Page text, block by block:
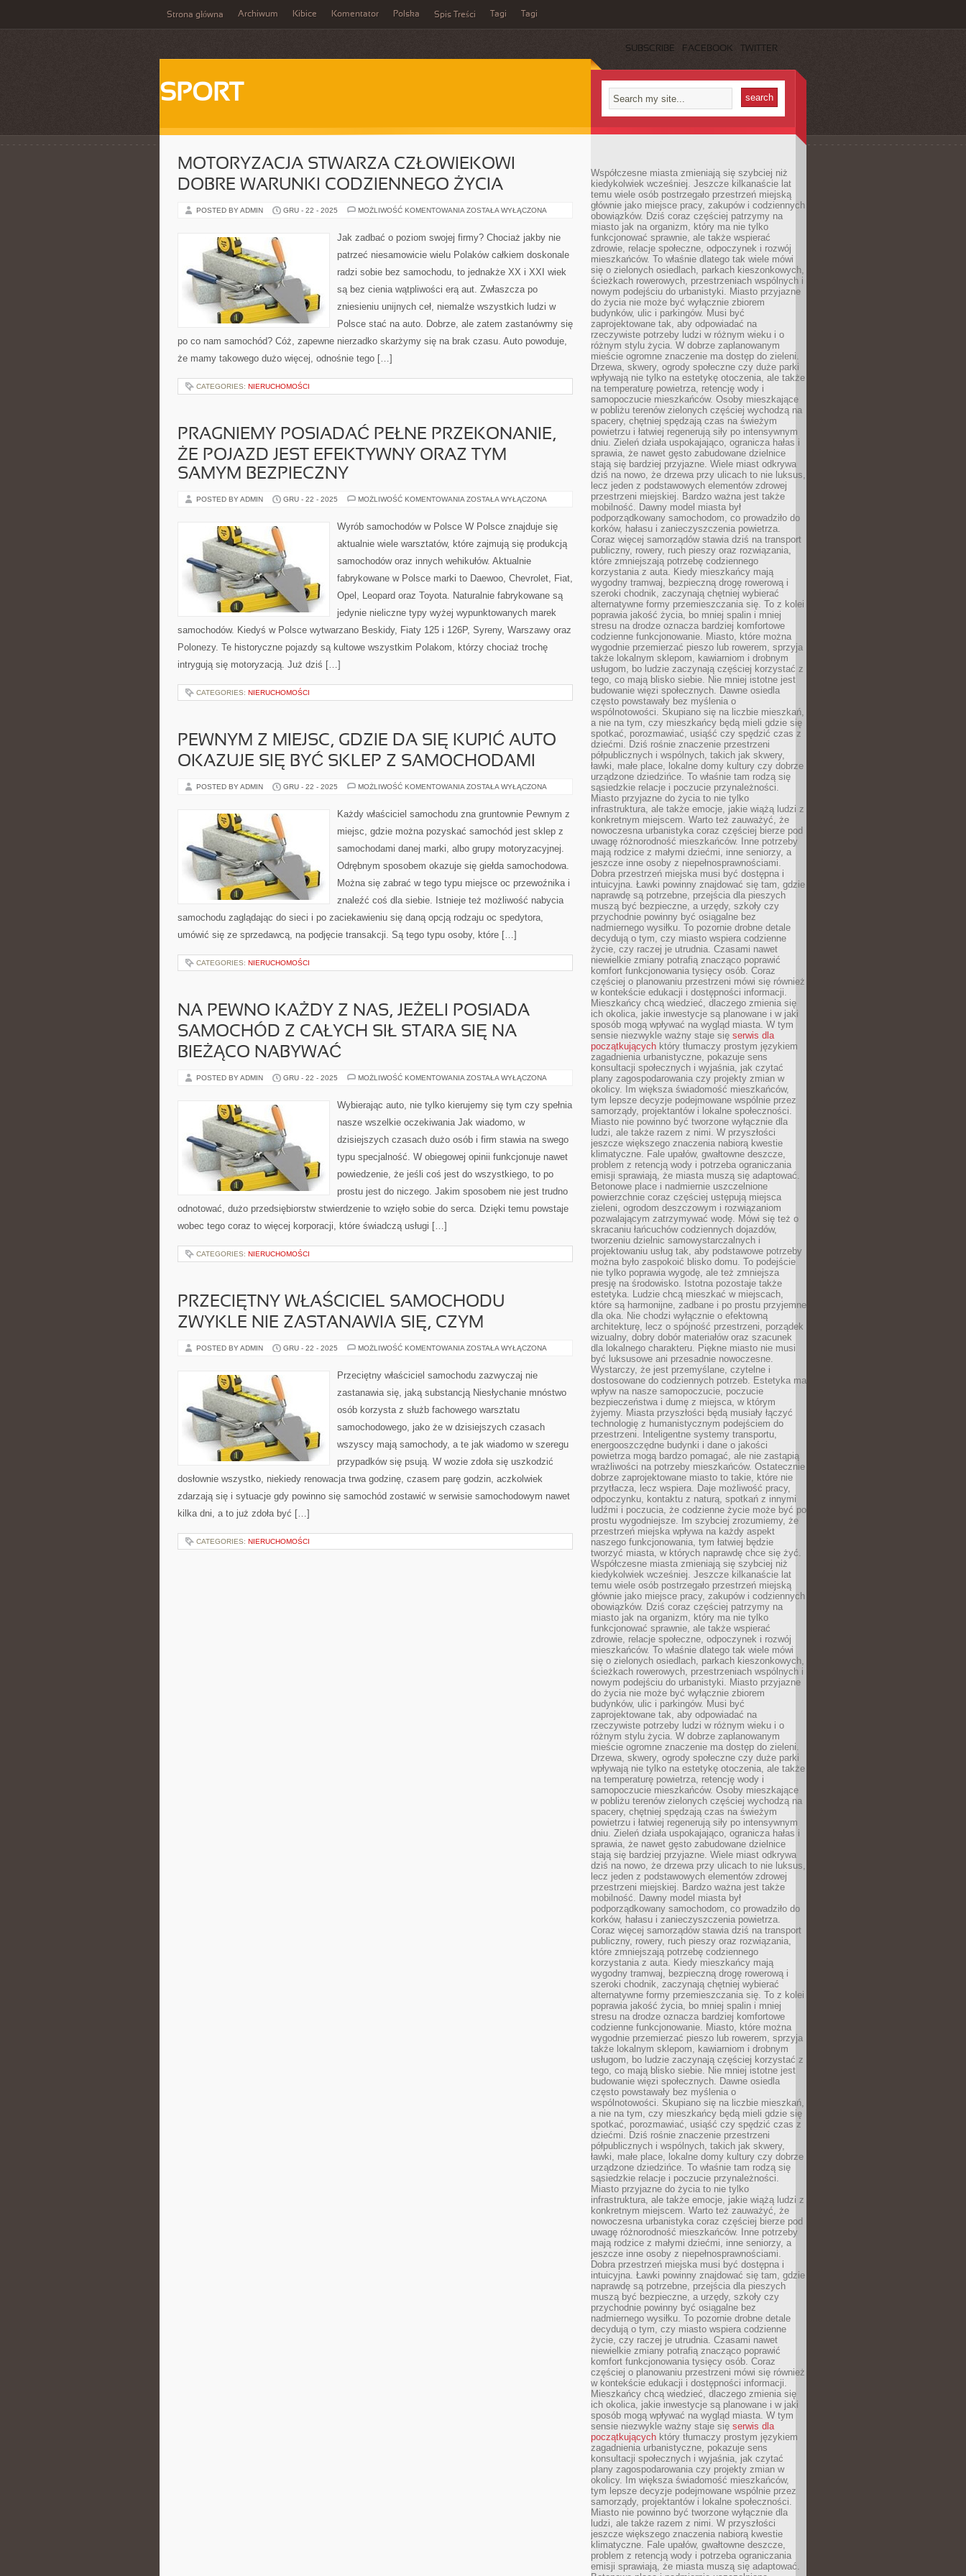
Strona główna Archiwum Kibice Komentator Polska Spis Treści Tagi Tagi
SUBSCRIBE FACEBOOK TWITTER
SPORT
MOTORYZACJA STWARZA CZŁOWIEKOWI
DOBRE WARUNKI CODZIENNEGO ŻYCIA
POSTED BY ADMIN GRU - 22 - 2025 MOŻLIWOŚĆ KOMENTOWANIA MOTORYZACJA
DOBRE
WARUNKI
ŻYCIA
ZOSTAŁA WYŁĄCZONA
Jak zadbać o poziom swojej firmy? Chociaż jakby nie
patrzeć niesamowicie wielu Polaków całkiem doskonale
radzi sobie bez samochodu, to jednakże XX i XXI wiek
są bez cienia wątpliwości erą aut. Zwłaszcza po
zniesieniu unijnych ceł, niemalże wszystkich ludzi w
Polsce stać na auto. Dobrze, ale zatem zastanówmy się
po co nam samochód? Cóż, zapewne nierzadko skarżymy się na brak czasu. Auto powoduje,
że mamy takowego dużo więcej, odnośnie tego […]
CATEGORIES: NIERUCHOMOŚCI
PRAGNIEMY POSIADAĆ PEŁNE PRZEKONANIE,
ŻE POJAZD JEST EFEKTYWNY ORAZ TYM
SAMYM BEZPIECZNY
POSTED BY ADMIN GRU - 22 - 2025 MOŻLIWOŚĆ KOMENTOWANIA PRAGNIEMY
PRZEKONANIE,
ŻE
JEST
ORAZ
SAMYM
BEZPIECZNY
ZOSTAŁA WYŁĄCZONA
Wyrób samochodów w Polsce W Polsce znajduje się
aktualnie wiele warsztatów, które zajmują się produkcją
samochodów oraz innych wehikułów. Aktualnie
fabrykowane w Polsce marki to Daewoo, Chevrolet, Fiat,
Opel, Leopard oraz Toyota. Naturalnie fabrykowane są
jedynie nieliczne typy wyżej wypunktowanych marek
samochodów. Kiedyś w Polsce wytwarzano Beskidy, Fiaty 125 i 126P, Syreny, Warszawy oraz
Polonezy. Te historyczne pojazdy są kultowe wszystkim Polakom, którzy chociaż trochę
intrygują się motoryzacją. Już dziś […]
CATEGORIES: NIERUCHOMOŚCI
PEWNYM Z MIEJSC, GDZIE DA SIĘ KUPIĆ AUTO
OKAZUJE SIĘ BYĆ SKLEP Z SAMOCHODAMI
POSTED BY ADMIN GRU - 22 - 2025 MOŻLIWOŚĆ KOMENTOWANIA PEWNYM
DA
KUPIĆ
OKAZUJE
BYĆ
SKLEP
Z
SAMOCHODAMI
ZOSTAŁA WYŁĄCZONA
Każdy właściciel samochodu zna gruntownie Pewnym z
miejsc, gdzie można pozyskać samochód jest sklep z
samochodami danej marki, albo grupy motoryzacyjnej.
Odrębnym sposobem okazuje się giełda samochodowa.
Można się zabrać w tego typu miejsce oc przewoźnika i
znaleźć coś dla siebie. Istnieje też możliwość nabycia
samochodu zaglądając do sieci i po zaciekawieniu się daną opcją rodzaju oc spedytora,
umówić się ze sprzedawcą, na podjęcie transakcji. Są tego typu osoby, które […]
CATEGORIES: NIERUCHOMOŚCI
NA PEWNO KAŻDY Z NAS, JEŻELI POSIADA
SAMOCHÓD Z CAŁYCH SIŁ STARA SIĘ NA
BIEŻĄCO NABYWAĆ
POSTED BY ADMIN GRU - 22 - 2025 MOŻLIWOŚĆ KOMENTOWANIA NA
Z
NAS,
POSIADA
Z
SIŁ
STARA
SIĘ
NA
BIEŻĄCO
NABYWAĆ
ZOSTAŁA WYŁĄCZONA
Wybierając auto, nie tylko kierujemy się tym czy spełnia
nasze wszelkie oczekiwania Jak wiadomo, w
dzisiejszych czasach dużo osób i firm stawia na swego
typu specjalność. W obiegowej opinii funkcjonuje nawet
powiedzenie, że jeśli coś jest do wszystkiego, to po
prostu jest do niczego. Jakim sposobem nie jest trudno
odnotować, dużo przedsiębiorstw stwierdzenie to wzięło sobie do serca. Dzięki temu powstaje
wobec tego coraz to więcej korporacji, które świadczą usługi […]
CATEGORIES: NIERUCHOMOŚCI
PRZECIĘTNY WŁAŚCICIEL SAMOCHODU
ZWYKLE NIE ZASTANAWIA SIĘ, CZYM
POSTED BY ADMIN GRU - 22 - 2025 MOŻLIWOŚĆ KOMENTOWANIA PRZECIĘTNY
ZWYKLE
NIE
SIĘ,
ZOSTAŁA WYŁĄCZONA
Przeciętny właściciel samochodu zazwyczaj nie
zastanawia się, jaką substancją Niesłychanie mnóstwo
osób korzysta z służb fachowego warsztatu
samochodowego, jako że w dzisiejszych czasach
wszyscy mają samochody, a te jak wiadomo w szeregu
przypadków się psują. W wozie zdoła się uszkodzić
dosłownie wszystko, niekiedy renowacja trwa godzinę, czasem parę godzin, aczkolwiek
zdarzają się i sytuacje gdy powinno się samochód zostawić w serwisie samochodowym nawet
kilka dni, a to już zdoła być […]
CATEGORIES: NIERUCHOMOŚCI
Współczesne miasta zmieniają się szybciej niż
kiedykolwiek wcześniej. Jeszcze kilkanaście lat
temu wiele osób postrzegało przestrzeń miejską
głównie jako miejsce pracy, zakupów i codziennych
obowiązków. Dziś coraz częściej patrzymy na
miasto jak na organizm, który ma nie tylko
funkcjonować sprawnie, ale także wspierać
zdrowie, relacje społeczne, odpoczynek i rozwój
mieszkańców. To właśnie dlatego tak wiele mówi
się o zielonych osiedlach, parkach kieszonkowych,
ścieżkach rowerowych, przestrzeniach wspólnych i
nowym podejściu do urbanistyki. Miasto przyjazne
do życia nie może być wyłącznie zbiorem
budynków, ulic i parkingów. Musi być
zaprojektowane tak, aby odpowiadać na
rzeczywiste potrzeby ludzi w różnym wieku i o
różnym stylu życia. W dobrze zaplanowanym
mieście ogromne znaczenie ma dostęp do zieleni.
Drzewa, skwery, ogrody społeczne czy duże parki
wpływają nie tylko na estetykę otoczenia, ale także
na temperaturę powietrza, retencję wody i
samopoczucie mieszkańców. Osoby mieszkające
w pobliżu terenów zielonych częściej wychodzą na
spacery, chętniej spędzają czas na świeżym
powietrzu i łatwiej regenerują siły po intensywnym
dniu. Zieleń działa uspokajająco, ogranicza hałas i
sprawia, że nawet gęsto zabudowane dzielnice
stają się bardziej przyjazne. Wiele miast odkrywa
dziś na nowo, że drzewa przy ulicach to nie luksus,
lecz jeden z podstawowych elementów zdrowej
przestrzeni miejskiej. Bardzo ważna jest także
mobilność. Dawny model miasta był
podporządkowany samochodom, co prowadziło do
korków, hałasu i zanieczyszczenia powietrza.
Coraz więcej samorządów stawia dziś na transport
publiczny, rowery, ruch pieszy oraz rozwiązania,
które zmniejszają potrzebę codziennego
korzystania z auta. Kiedy mieszkańcy mają
wygodny tramwaj, bezpieczną drogę rowerową i
szeroki chodnik, zaczynają chętniej wybierać
alternatywne formy przemieszczania się. To z kolei
poprawia jakość życia, bo mniej spalin i mniej
stresu na drodze oznacza bardziej komfortowe
codzienne funkcjonowanie. Miasto, które można
wygodnie przemierzać pieszo lub rowerem, sprzyja
także lokalnym sklepom, kawiarniom i drobnym
usługom, bo ludzie zaczynają częściej korzystać z
tego, co mają blisko siebie. Nie mniej istotne jest
budowanie więzi społecznych. Dawne osiedla
często powstawały bez myślenia o
wspólnotowości. Skupiano się na liczbie mieszkań,
a nie na tym, czy mieszkańcy będą mieli gdzie się
spotkać, porozmawiać, usiąść czy spędzić czas z
dziećmi. Dziś rośnie znaczenie przestrzeni
półpublicznych i wspólnych, takich jak skwery,
ławki, małe place, lokalne domy kultury czy dobrze
urządzone dziedzińce. To właśnie tam rodzą się
sąsiedzkie relacje i poczucie przynależności.
Miasto przyjazne do życia to nie tylko
infrastruktura, ale także emocje, jakie wiążą ludzi z
konkretnym miejscem. Warto też zauważyć, że
nowoczesna urbanistyka coraz częściej bierze pod
uwagę różnorodność mieszkańców. Inne potrzeby
mają rodzice z małymi dziećmi, inne seniorzy, a
jeszcze inne osoby z niepełnosprawnościami.
Dobra przestrzeń miejska musi być dostępna i
intuicyjna. Ławki powinny znajdować się tam, gdzie
naprawdę są potrzebne, przejścia dla pieszych
muszą być bezpieczne, a urzędy, szkoły czy
przychodnie powinny być osiągalne bez
nadmiernego wysiłku. To pozornie drobne detale
decydują o tym, czy miasto wspiera codzienne
życie, czy raczej je utrudnia. Czasami nawet
niewielkie zmiany potrafią znacząco poprawić
komfort funkcjonowania tysięcy osób. Coraz
częściej o planowaniu przestrzeni mówi się również
w kontekście edukacji i dostępności informacji.
Mieszkańcy chcą wiedzieć, dlaczego zmienia się
ich okolica, jakie inwestycje są planowane i w jaki
sposób mogą wpływać na wygląd miasta. W tym
sensie niezwykle ważny staje się serwis dla
początkujących który tłumaczy prostym językiem
zagadnienia urbanistyczne, pokazuje sens
konsultacji społecznych i wyjaśnia, jak czytać
plany zagospodarowania czy projekty zmian w
okolicy. Im większa świadomość mieszkańców,
tym lepsze decyzje podejmowane wspólnie przez
samorządy, projektantów i lokalne społeczności.
Miasto nie powinno być tworzone wyłącznie dla
ludzi, ale także razem z nimi. W przyszłości
jeszcze większego znaczenia nabiorą kwestie
klimatyczne. Fale upałów, gwałtowne deszcze,
problem z retencją wody i potrzeba ograniczania
emisji sprawiają, że miasta muszą się adaptować.
Betonowe place i nadmiernie uszczelnione
powierzchnie coraz częściej ustępują miejsca
zieleni, ogrodom deszczowym i rozwiązaniom
pozwalającym zatrzymywać wodę. Mówi się też o
skracaniu łańcuchów codziennych dojazdów,
tworzeniu dzielnic samowystarczalnych i
projektowaniu usług tak, aby podstawowe potrzeby
można było zaspokoić blisko domu. To podejście
nie tylko poprawia wygodę, ale też zmniejsza
presję na środowisko. Istotna pozostaje także
estetyka. Ludzie chcą mieszkać w miejscach,
które są harmonijne, zadbane i po prostu przyjemne
dla oka. Nie chodzi wyłącznie o efektowną
architekturę, lecz o spójność przestrzeni, porządek
wizualny, dobry dobór materiałów oraz szacunek
dla lokalnego charakteru. Piękne miasto nie musi
być luksusowe ani przesadnie nowoczesne.
Wystarczy, że jest przemyślane, czytelne i
dostosowane do codziennych potrzeb. Estetyka ma
wpływ na nasze samopoczucie, poczucie
bezpieczeństwa i dumę z miejsca, w którym
żyjemy. Miasta przyszłości będą musiały łączyć
technologię z humanistycznym podejściem do
przestrzeni. Inteligentne systemy transportu,
energooszczędne budynki i dane o jakości
powietrza mogą bardzo pomagać, ale nie zastąpią
wrażliwości na potrzeby mieszkańców. Ostatecznie
dobrze zaprojektowane miasto to takie, które nie
przytłacza, lecz wspiera. Daje możliwość pracy,
odpoczynku, kontaktu z naturą, spotkań z innymi
ludźmi i poczucia, że codzienne życie może być po
prostu wygodniejsze. Im szybciej zrozumiemy, że
przestrzeń miejska wpływa na każdy aspekt
naszego funkcjonowania, tym łatwiej będzie
tworzyć miasta, w których naprawdę chce się żyć.
Współczesne miasta zmieniają się szybciej niż
kiedykolwiek wcześniej. Jeszcze kilkanaście lat
temu wiele osób postrzegało przestrzeń miejską
głównie jako miejsce pracy, zakupów i codziennych
obowiązków. Dziś coraz częściej patrzymy na
miasto jak na organizm, który ma nie tylko
funkcjonować sprawnie, ale także wspierać
zdrowie, relacje społeczne, odpoczynek i rozwój
mieszkańców. To właśnie dlatego tak wiele mówi
się o zielonych osiedlach, parkach kieszonkowych,
ścieżkach rowerowych, przestrzeniach wspólnych i
nowym podejściu do urbanistyki. Miasto przyjazne
do życia nie może być wyłącznie zbiorem
budynków, ulic i parkingów. Musi być
zaprojektowane tak, aby odpowiadać na
rzeczywiste potrzeby ludzi w różnym wieku i o
różnym stylu życia. W dobrze zaplanowanym
mieście ogromne znaczenie ma dostęp do zieleni.
Drzewa, skwery, ogrody społeczne czy duże parki
wpływają nie tylko na estetykę otoczenia, ale także
na temperaturę powietrza, retencję wody i
samopoczucie mieszkańców. Osoby mieszkające
w pobliżu terenów zielonych częściej wychodzą na
spacery, chętniej spędzają czas na świeżym
powietrzu i łatwiej regenerują siły po intensywnym
dniu. Zieleń działa uspokajająco, ogranicza hałas i
sprawia, że nawet gęsto zabudowane dzielnice
stają się bardziej przyjazne. Wiele miast odkrywa
dziś na nowo, że drzewa przy ulicach to nie luksus,
lecz jeden z podstawowych elementów zdrowej
przestrzeni miejskiej. Bardzo ważna jest także
mobilność. Dawny model miasta był
podporządkowany samochodom, co prowadziło do
korków, hałasu i zanieczyszczenia powietrza.
Coraz więcej samorządów stawia dziś na transport
publiczny, rowery, ruch pieszy oraz rozwiązania,
które zmniejszają potrzebę codziennego
korzystania z auta. Kiedy mieszkańcy mają
wygodny tramwaj, bezpieczną drogę rowerową i
szeroki chodnik, zaczynają chętniej wybierać
alternatywne formy przemieszczania się. To z kolei
poprawia jakość życia, bo mniej spalin i mniej
stresu na drodze oznacza bardziej komfortowe
codzienne funkcjonowanie. Miasto, które można
wygodnie przemierzać pieszo lub rowerem, sprzyja
także lokalnym sklepom, kawiarniom i drobnym
usługom, bo ludzie zaczynają częściej korzystać z
tego, co mają blisko siebie. Nie mniej istotne jest
budowanie więzi społecznych. Dawne osiedla
często powstawały bez myślenia o
wspólnotowości. Skupiano się na liczbie mieszkań,
a nie na tym, czy mieszkańcy będą mieli gdzie się
spotkać, porozmawiać, usiąść czy spędzić czas z
dziećmi. Dziś rośnie znaczenie przestrzeni
półpublicznych i wspólnych, takich jak skwery,
ławki, małe place, lokalne domy kultury czy dobrze
urządzone dziedzińce. To właśnie tam rodzą się
sąsiedzkie relacje i poczucie przynależności.
Miasto przyjazne do życia to nie tylko
infrastruktura, ale także emocje, jakie wiążą ludzi z
konkretnym miejscem. Warto też zauważyć, że
nowoczesna urbanistyka coraz częściej bierze pod
uwagę różnorodność mieszkańców. Inne potrzeby
mają rodzice z małymi dziećmi, inne seniorzy, a
jeszcze inne osoby z niepełnosprawnościami.
Dobra przestrzeń miejska musi być dostępna i
intuicyjna. Ławki powinny znajdować się tam, gdzie
naprawdę są potrzebne, przejścia dla pieszych
muszą być bezpieczne, a urzędy, szkoły czy
przychodnie powinny być osiągalne bez
nadmiernego wysiłku. To pozornie drobne detale
decydują o tym, czy miasto wspiera codzienne
życie, czy raczej je utrudnia. Czasami nawet
niewielkie zmiany potrafią znacząco poprawić
komfort funkcjonowania tysięcy osób. Coraz
częściej o planowaniu przestrzeni mówi się również
w kontekście edukacji i dostępności informacji.
Mieszkańcy chcą wiedzieć, dlaczego zmienia się
ich okolica, jakie inwestycje są planowane i w jaki
sposób mogą wpływać na wygląd miasta. W tym
sensie niezwykle ważny staje się serwis dla
początkujących który tłumaczy prostym językiem
zagadnienia urbanistyczne, pokazuje sens
konsultacji społecznych i wyjaśnia, jak czytać
plany zagospodarowania czy projekty zmian w
okolicy. Im większa świadomość mieszkańców,
tym lepsze decyzje podejmowane wspólnie przez
samorządy, projektantów i lokalne społeczności.
Miasto nie powinno być tworzone wyłącznie dla
ludzi, ale także razem z nimi. W przyszłości
jeszcze większego znaczenia nabiorą kwestie
klimatyczne. Fale upałów, gwałtowne deszcze,
problem z retencją wody i potrzeba ograniczania
emisji sprawiają, że miasta muszą się adaptować.